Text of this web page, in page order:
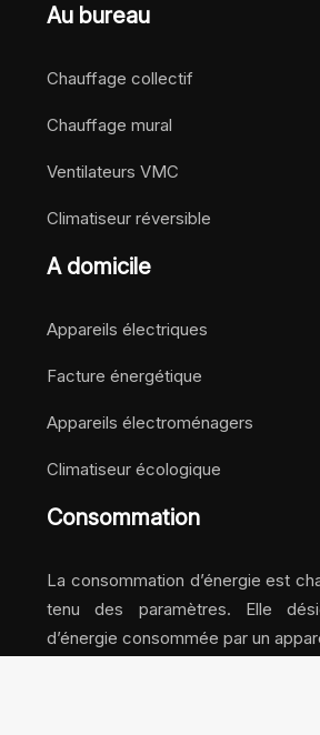
Au bureau
Chauffage collectif
Chauffage mural
Ventilateurs VMC
Climatiseur réversible
A domicile
Appareils électriques
Facture énergétique
Appareils électroménagers
Climatiseur écologique
Consommation
La consommation d’énergie est
tenu des paramètres. Elle
d’énergie consommée par un